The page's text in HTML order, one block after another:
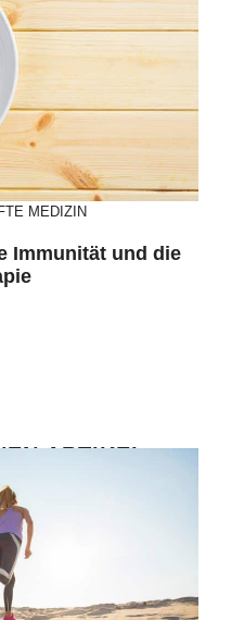
MEDIZIN
Immunität und die
ARTIKEL